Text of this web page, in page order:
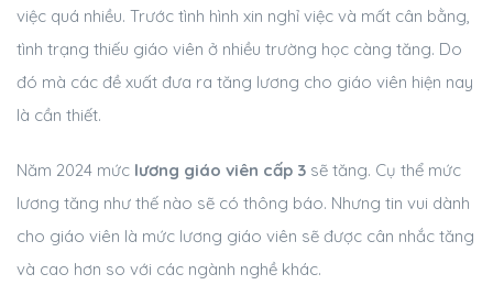
việc quá nhiều. Trước tình hình xin nghỉ việc và mất cân bằng,
tình trạng thiếu giáo viên ở nhiều trường học càng tăng. Do
đó mà các đề xuất đưa ra tăng lương cho giáo viên hiện nay
là cần thiết.
Năm 2024 mức lương giáo viên cấp 3 sẽ tăng. Cụ thể mức
lương tăng như thế nào sẽ có thông báo. Nhưng tin vui dành
cho giáo viên là mức lương giáo viên sẽ được cân nhắc tăng
và cao hơn so với các ngành nghề khác.